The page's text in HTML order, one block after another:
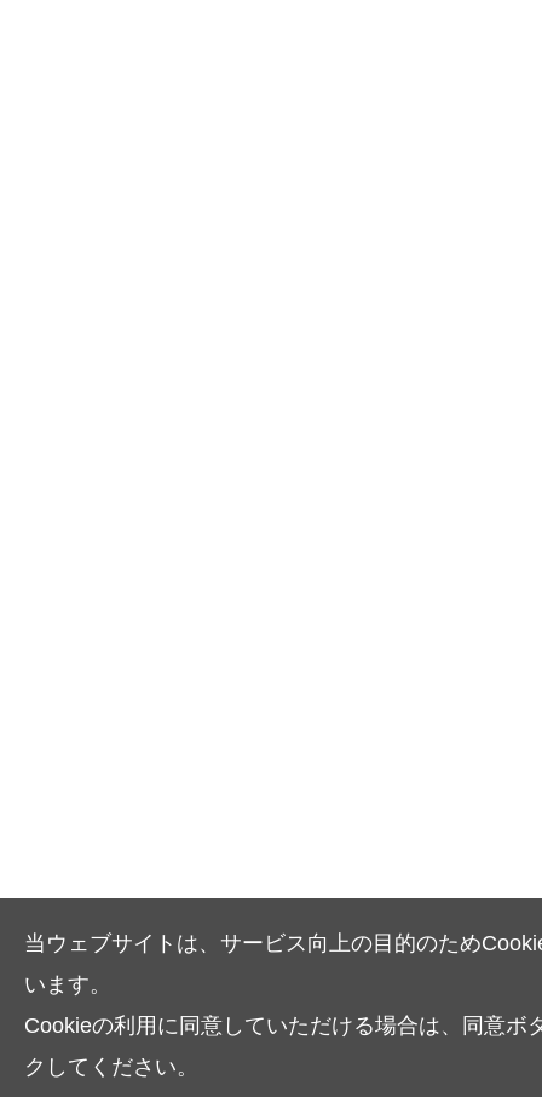
当ウェブサイトは、サービス向上の目的のため
います。
Cookieの利用に同意していただける場合は、同意ボ
クしてください。